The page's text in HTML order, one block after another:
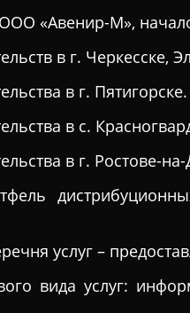
«Авенир-М»,
в г. Черкесске,
в г. Пятигорске.
в с.
в г. Ростове-
услуг –
вида услуг: